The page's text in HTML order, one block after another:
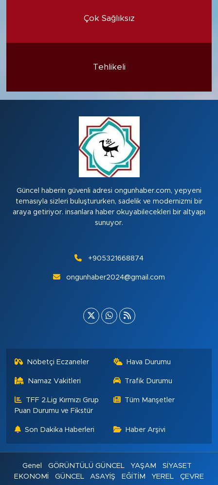
Çok Sağlıksız
Tehlikeli
Güncel haberin güvenli adresi ongunhaber.com, yepyeni
temasıyla sizleri buluştururken, sadelik ve modernizmi bir
araya getiriyor. insanlara haber okuyabilecekleri bir altyapı
sunuyor.
+905321668874
ongunhaber2024@gmail.com
Nöbetçi Eczaneler Hava Durumu
Namaz Vakitleri Trafik Durumu
TFF 2.Lig Kırmızı Grup
Puan Durumu ve Fikstür
Tüm Manşetler
Son Dakika Haberleri Haber Arşivi
Genel GÖRÜNTÜLÜ GÜNCEL YAŞAM
SİYASET
EKONOMİ
GÜNCEL ASAYİŞ EĞİTİM YEREL ÇEVRE